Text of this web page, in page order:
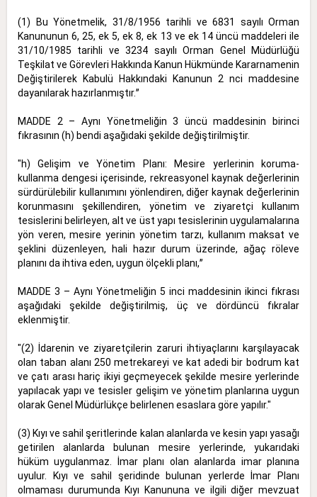
(1) Bu Yönetmelik, 31/8/1956 tarihli ve 6831 sayılı Orman
Kanununun 6, 25, ek 5, ek 8, ek 13 ve ek 14 üncü maddeleri ile
31/10/1985 tarihli ve 3234 sayılı Orman Genel Müdürlüğü
Teşkilat ve Görevleri Hakkında Kanun Hükmünde Kararnamenin
Değiştirilerek Kabulü Hakkındaki Kanunun 2 nci maddesine
dayanılarak hazırlanmıştır.ˮ
MADDE 2 – Aynı Yönetmeliğin 3 üncü maddesinin birinci
fıkrasının (h) bendi aşağıdaki şekilde değiştirilmiştir.
"h) Gelişim ve Yönetim Planı: Mesire yerlerinin koruma-
kullanma dengesi içerisinde, rekreasyonel kaynak değerlerinin
sürdürülebilir kullanımını yönlendiren, diğer kaynak değerlerinin
korunmasını şekillendiren, yönetim ve ziyaretçi kullanım
tesislerini belirleyen, alt ve üst yapı tesislerinin uygulamalarına
yön veren, mesire yerinin yönetim tarzı, kullanım maksat ve
şeklini düzenleyen, hali hazır durum üzerinde, ağaç röleve
planını da ihtiva eden, uygun ölçekli planı,ˮ
MADDE 3 – Aynı Yönetmeliğin 5 inci maddesinin ikinci fıkrası
aşağıdaki şekilde değiştirilmiş, üç ve dördüncü fıkralar
eklenmiştir.
"(2) İdarenin ve ziyaretçilerin zaruri ihtiyaçlarını karşılayacak
olan taban alanı 250 metrekareyi ve kat adedi bir bodrum kat
ve çatı arası hariç ikiyi geçmeyecek şekilde mesire yerlerinde
yapılacak yapı ve tesisler gelişim ve yönetim planlarına uygun
olarak Genel Müdürlükçe belirlenen esaslara göre yapılır."
(3) Kıyı ve sahil şeritlerinde kalan alanlarda ve kesin yapı yasağı
getirilen alanlarda bulunan mesire yerlerinde, yukarıdaki
hüküm uygulanmaz. İmar planı olan alanlarda imar planına
uyulur. Kıyı ve sahil şeridinde bulunan yerlerde İmar Planı
olmaması durumunda Kıyı Kanununa ve ilgili diğer mevzuat